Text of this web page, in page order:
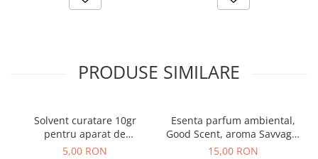
PRODUSE SIMILARE
Solvent curatare 10gr
pentru aparat de
parfumare prin nebulizare
5,00 RON
Esenta parfum ambiental,
Good Scent, aroma Savvage,
10 g
15,00 RON